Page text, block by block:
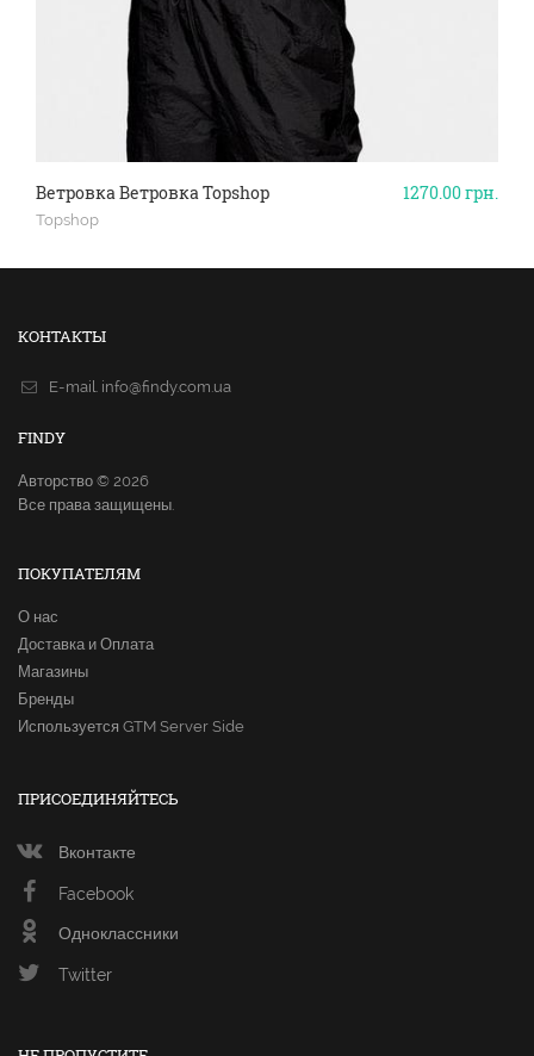
1270.00грн.
Ветровка Ветровка Topshop
Topshop
КОНТАКТЫ
E-mail. info@findy.com.ua
FINDY
Авторство © 2026
Все права защищены.
ПОКУПАТЕЛЯМ
О нас
Доставка и Оплата
Магазины
Бренды
Используется GTM Server Side
ПРИСОЕДИНЯЙТЕСЬ
Вконтакте
Facebook
Одноклассники
Twitter